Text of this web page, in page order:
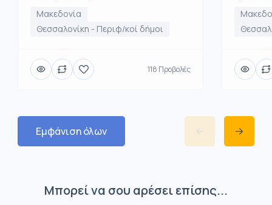
Μακεδονία
Θεσσαλονίκη - Περιφ/κοί δήμοι
118 Προβολές
Εμφάνιση όλων
Μπορεί να σου αρέσει επίσης...